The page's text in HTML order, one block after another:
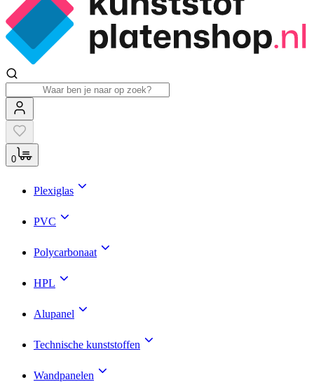
0
Plexiglas
PVC
Polycarbonaat
HPL
Alupanel
Technische kunststoffen
Wandpanelen